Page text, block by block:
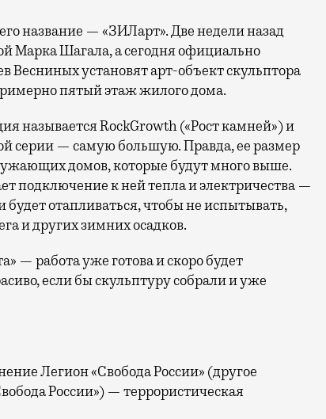
название — «ЗИЛарт». Две недели назад
Марка Шагала, а сегодня официально
Весниных установят арт-объект скульптора
пятый этаж жилого дома.
называется RockGrowth («Рост камней») и
серии — самую большую. Правда, ее размер
домов, которые будут много выше.
подключение к ней тепла и электричества —
отапливаться, чтобы не испытывать,
и других зимних осадков.
— работа уже готова и скоро будет
если бы скульптуру собрали и уже
Легион «Свобода России» (другое
России») — террористическая